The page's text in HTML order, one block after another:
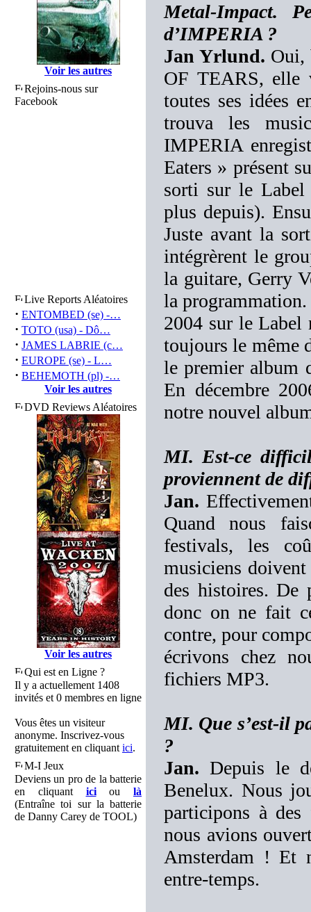
Voir les autres
Rejoins-nous sur
Facebook
Live Reports Aléatoires
· ENTOMBED (se) -…
· TOTO (usa) - Dô…
· JAMES LABRIE (c…
· EUROPE (se) - L…
· BEHEMOTH (pl) -…
Voir les autres
DVD Reviews Aléatoires
Voir les autres
Qui est en Ligne ?
Il y a actuellement 1408
invités et 0 membres en ligne
Vous êtes un visiteur
anonyme. Inscrivez-vous
gratuitement en cliquant ici.
M-I Jeux
Deviens un pro de la batterie
en cliquant iciou là
(Entraîne toi sur la batterie
de Danny Carey de TOOL)
Metal-Impact.
d’IMPERIA ?
Jan Yrlund. Oui,
OF TEARS, elle
toutes ses idées
trouva les
IMPERIA
Eaters » présent
sorti sur le
plus depuis).
Juste avant la
intégrèrent le
la guitare, Gerry
la
2004 sur le Label
toujours le même
le premier album
En décembre
notre nouvel
MI. Est-ce
proviennent de
Jan.
Quand nous
festivals, les
musiciens
des histoires. De
donc on ne fait
contre, pour
écrivons chez
fichiers MP3.
MI. Que s’est-il
?
Jan. Depuis le
Benelux. Nous
participons à
nous avions
Amsterdam ! Et
entre-temps.